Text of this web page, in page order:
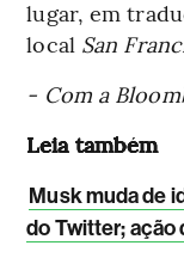
lugar, em
local San
- Com a
Leia também
Musk muda de
do Twitter; ação